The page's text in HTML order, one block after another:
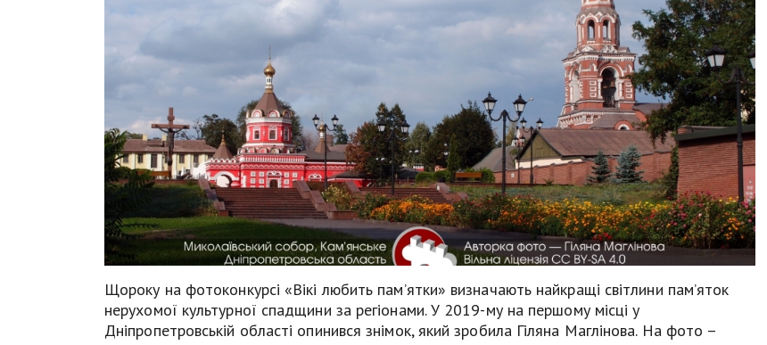
Щороку на фотоконкурсі «Вікі любить пам’ятки» визначають найкращі світлини пам’яток
нерухомої культурної спадщини за регіонами. У 2019-му на першому місці у
Дніпропетровській області опинився знімок, який зробила Гіляна Маглінова. На фото –